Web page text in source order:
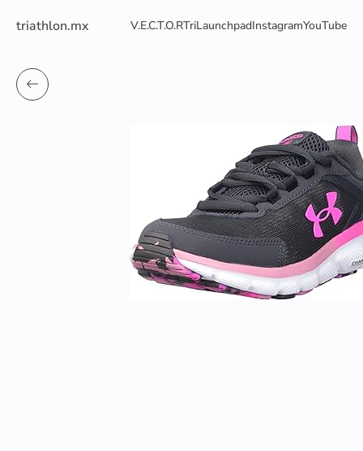
triathlon.mx V.E.C.T.O.RTriLaunchpadInstagramYouTube